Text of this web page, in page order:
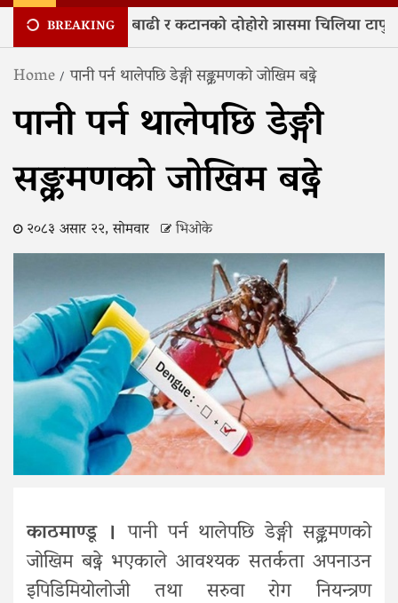
BREAKING
वर्ष कोशीको बाढी र कटानको दोहोरो त्रासमा चिलिया टापु
Home पानी पर्न थालेपछि डेङ्गी सङ्क्रमणको जोखिम बढ्ने
पानी पर्न थालेपछि डेङ्गी
सङ्क्रमणको जोखिम बढ्ने
२०८३ असार २२, सोमवार भिओके
काठमाण्डू । पानी पर्न थालेपछि डेङ्गी सङ्क्रमणको
जोखिम बढ्ने भएकाले आवश्यक सतर्कता अपनाउन
इपिडिमियोलोजी तथा सरुवा रोग नियन्त्रण